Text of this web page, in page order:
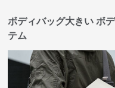
ボディバッグ大きい ボ
テム